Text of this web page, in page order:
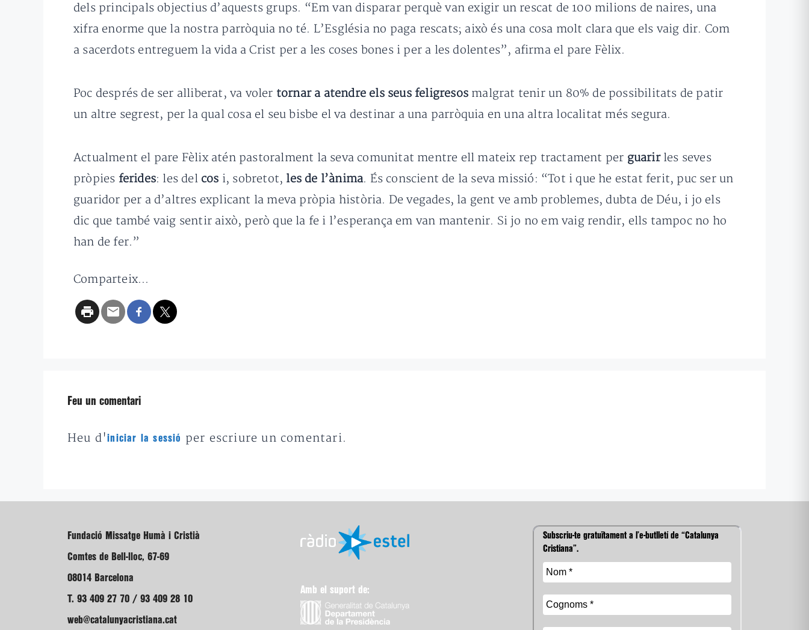
dels principals objectius d’aquests grups. “Em van disparar perquè van exigir un rescat de 100 milions de naires, una
xifra enorme que la nostra parròquia no té. L’Església no paga rescats; això és una cosa molt clara que els vaig dir. Com
a sacerdots entreguem la vida a Crist per a les coses bones i per a les dolentes”, afirma el pare Fèlix.
Poc després de ser alliberat, va voler tornar a atendre els seus feligresos malgrat tenir un 80% de possibilitats de patir
un altre segrest, per la qual cosa el seu bisbe el va destinar a una parròquia en una altra localitat més segura.
Actualment el pare Fèlix atén pastoralment la seva comunitat mentre ell mateix rep tractament per guarir les seves
pròpies ferides: les del cos i, sobretot, les de l’ànima. És conscient de la seva missió: “Tot i que he estat ferit, puc ser un
guaridor per a d’altres explicant la meva pròpia història. De vegades, la gent ve amb problemes, dubta de Déu, i jo els
dic que també vaig sentir això, però que la fe i l’esperança em van mantenir. Si jo no em vaig rendir, ells tampoc no ho
han de fer.”
Comparteix...
Feu un comentari
Heu d'iniciar la sessió per escriure un comentari.
Fundació Missatge Humà i Cristià
Comtes de Bell-lloc, 67-69
08014 Barcelona
T. 93 409 27 70 / 93 409 28 10
web@catalunyacristiana.cat
Amb el suport de:
Subscriu-te gratuïtament a l’e-butlletí de “Catalunya
Cristiana”.